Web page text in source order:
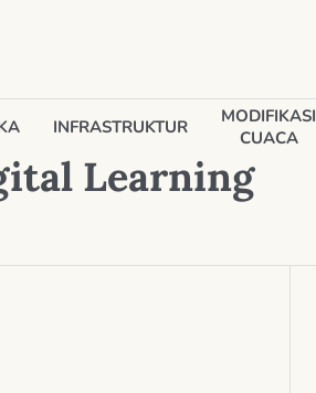
INFRASTRUKTUR
MODIFIKASI
CUACA
Learning